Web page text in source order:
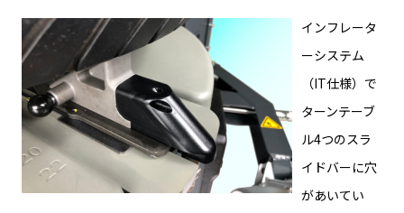
インフレータ
ーシステム
（IT仕様）で
ターンテーブ
ル4つのスラ
イドバーに穴
があいてい